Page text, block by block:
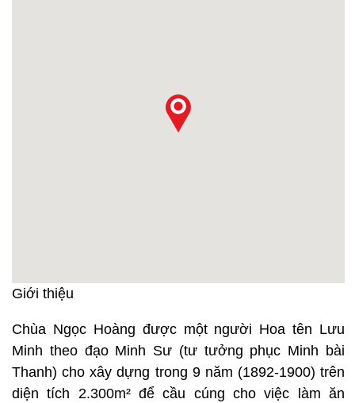
Giới thiệu
Chùa Ngọc Hoàng được một người Hoa tên Lưu
Minh theo đạo Minh Sư (tư tưởng phục Minh bài
Thanh) cho xây dựng trong 9 năm (1892-1900) trên
diện tích 2.300m² để cầu cúng cho việc làm ăn